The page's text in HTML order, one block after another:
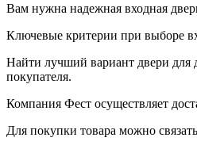
Вам нужна надежная входная
Ключевые критерии при выборе
Найти лучший вариант двери для
покупателя.
Компания Фест осуществляет
Для покупки товара можно